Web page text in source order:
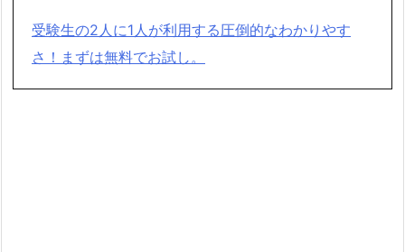
受験生の2人に1人が利用する圧倒的なわかりやす
さ！まずは無料でお試し。